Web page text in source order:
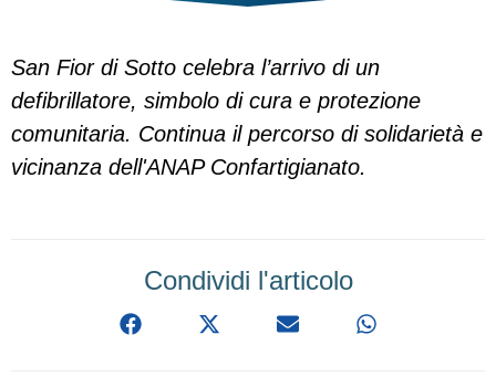
San Fior di Sotto celebra l’arrivo di un
defibrillatore, simbolo di cura e protezione
comunitaria. Continua il percorso di solidarietà e
vicinanza dell'ANAP Confartigianato.
Condividi l'articolo